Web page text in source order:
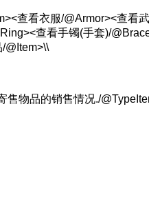
查看衣服/@Armor><查看
查看手镯(手套)/
@Item>\\
物品的销售情况./